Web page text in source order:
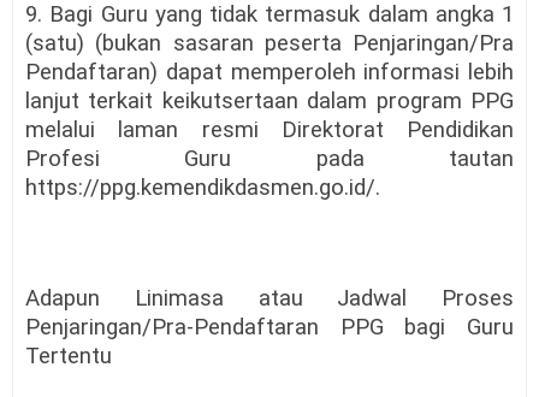
9. Bagi Guru yang tidak termasuk dalam angka 1
(satu) (bukan sasaran peserta Penjaringan/Pra
Pendaftaran) dapat memperoleh informasi lebih
lanjut terkait keikutsertaan dalam program PPG
melalui laman resmi Direktorat Pendidikan
Profesi Guru pada tautan
https://ppg.kemendikdasmen.go.id/.
Adapun Linimasa atau Jadwal Proses
Penjaringan/Pra-Pendaftaran PPG bagi Guru
Tertentu